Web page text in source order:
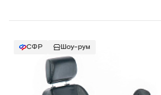
СФР Шоу-рум